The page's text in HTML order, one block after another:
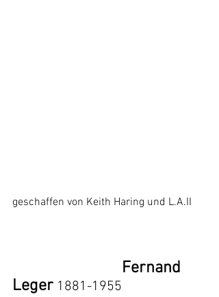
geschaffen von Keith Haring und L.A.II
Fernand
Leger 1881-1955